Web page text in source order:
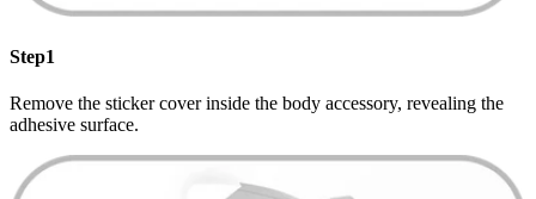
Step1
Remove the sticker cover inside the body accessory, revealing the
adhesive surface.